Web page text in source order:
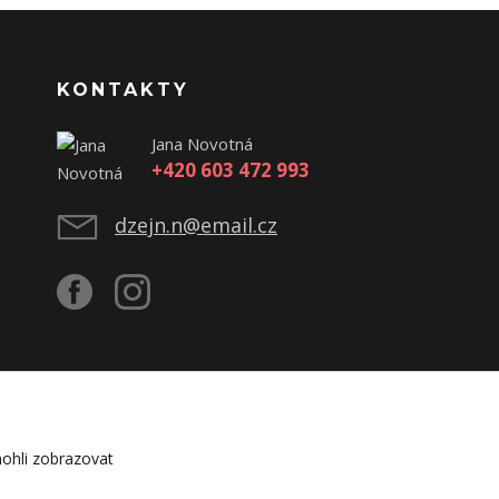
KONTAKTY
Jana Novotná
+420 603 472 993
dzejn.n@email.cz
zobrazovat